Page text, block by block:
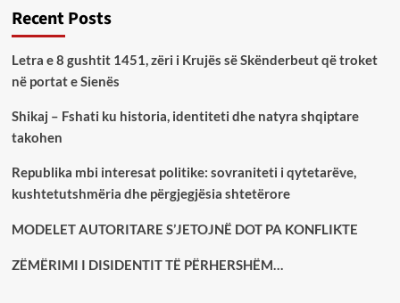
Recent Posts
Letra e 8 gushtit 1451, zëri i Krujës së Skënderbeut që troket
në portat e Sienës
Shikaj – Fshati ku historia, identiteti dhe natyra shqiptare
takohen
Republika mbi interesat politike: sovraniteti i qytetarëve,
kushtetutshmëria dhe përgjegjësia shtetërore
MODELET AUTORITARE S’JETOJNË DOT PA KONFLIKTE
ZËMËRIMI I DISIDENTIT TË PËRHERSHËM…